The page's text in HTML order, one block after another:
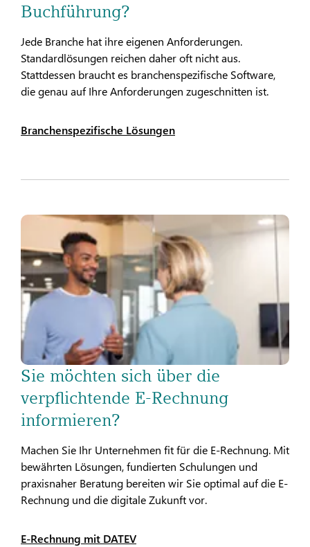
Buchführung?
Jede Branche hat ihre eigenen Anforderungen.
Standardlösungen reichen daher oft nicht aus.
Stattdessen braucht es branchenspezifische Software,
die genau auf Ihre Anforderungen zugeschnitten ist.
Branchenspezifische Lösungen
Sie möchten sich über die
verpflichtende E-Rechnung
informieren?
Machen Sie Ihr Unternehmen fit für die E-Rechnung. Mit
bewährten Lösungen, fundierten Schulungen und
praxisnaher Beratung bereiten wir Sie optimal auf die E-
Rechnung und die digitale Zukunft vor.
E-Rechnung mit DATEV